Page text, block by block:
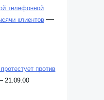
телефонной
клиентов —
против
21.09.00